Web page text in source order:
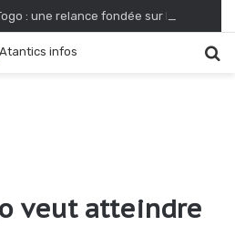
veut atteindre